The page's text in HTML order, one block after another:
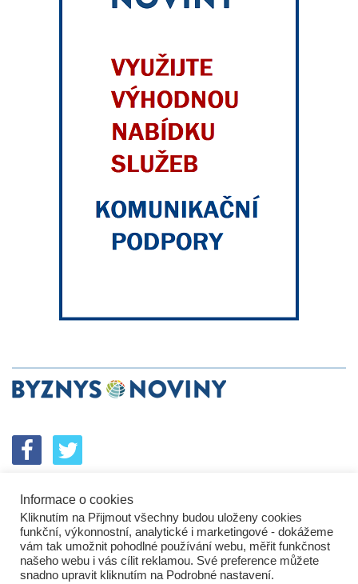
SPOLUPRÁCE PODPORA
ENERGETICKÝ SROVNÁVAČ
KORPORÁTNÍ BROUCI
PROBLÉMY FIREM
KOMUNIKAČNÍ PŘEŠLAPY
NEJHORŠÍ FIRMY
NEJLEPŠÍ FIRMY
IN&S PROJEKTY
SROVNÁVAČ
DEVELOPERSKÁ DYSTOPIE KOMENTÁŘE
Informace o cookies
Kliknutím na Přijmout všechny budou uloženy cookies
funkční, výkonnostní, analytické i marketingové - dokážeme
vám tak umožnit pohodlné používání webu, měřit funkčnost
našeho webu i vás cílit reklamou. Své preference můžete
snadno upravit kliknutím na Podrobné nastavení.